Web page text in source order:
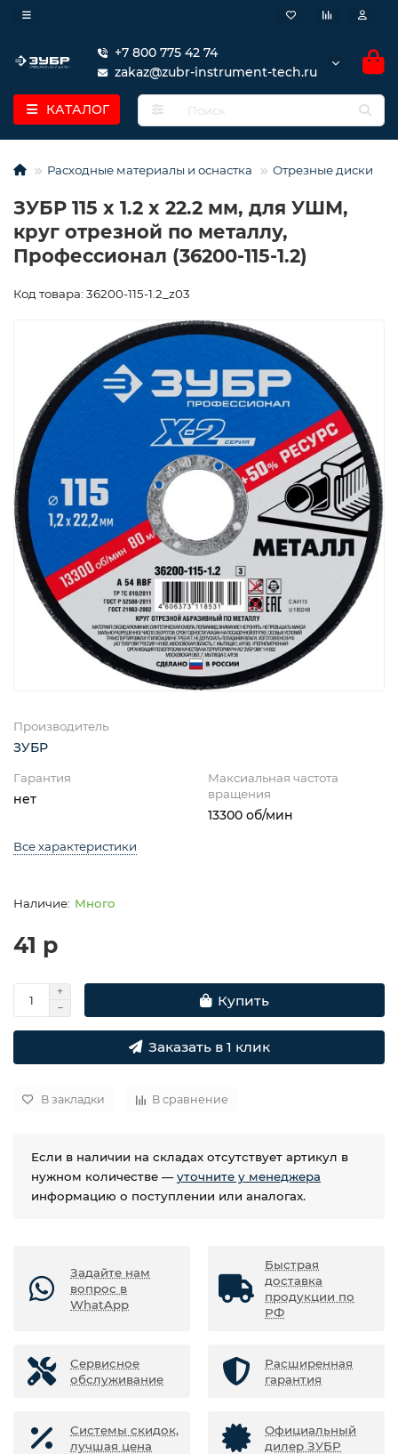
+7 800 775 42 74
zakaz@zubr-instrument-tech.ru
КАТАЛОГ
Расходные материалы и оснастка Отрезные диски
ЗУБР 115 x 1.2 x 22.2 мм, для УШМ,
круг отрезной по металлу,
Профессионал (36200-115-1.2)
Код товара: 36200-115-1.2_z03
Производитель
ЗУБР
Гарантия
нет
Максиальная частота
вращения
13300 об/мин
Все характеристики
Много
41 р
Купить
Заказать в 1 клик
В закладки В сравнение
Если в наличии на складах отсутствует артикул в
нужном количестве —уточните у менеджера
информацию о поступлении или аналогах.
Задайте нам
вопрос в
WhatApp
Быстрая
доставка
продукции по
РФ
Сервисное
обслуживание
Расширенная
гарантия
Системы скидок,
лучшая цена
Официальный
дилер ЗУБР